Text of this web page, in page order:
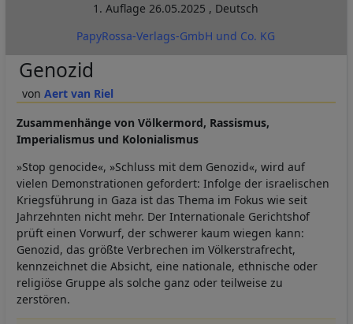
1. Auflage26.05.2025 , Deutsch
PapyRossa-Verlags-GmbH und Co. KG
Aert van Riel
Genozid
Zusammenhänge von Völkermord, Rassismus,
Imperialismus und Kolonialismus
»Stop genocide«, »Schluss mit dem Genozid«, wird auf
vielen Demonstrationen gefordert: Infolge der israelischen
Kriegsführung in Gaza ist das Thema im Fokus wie seit
Jahrzehnten nicht mehr. Der Internationale Gerichtshof
prüft einen Vorwurf, der schwerer kaum wiegen kann:
Genozid, das größte Verbrechen im Völkerstrafrecht,
kennzeichnet die Absicht, eine nationale, ethnische oder
religiöse Gruppe als solche ganz oder teilweise zu
zerstören.